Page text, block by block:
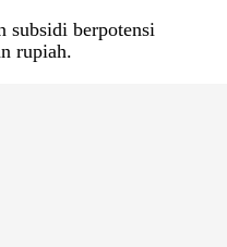
subsidi berpotensi
rupiah.